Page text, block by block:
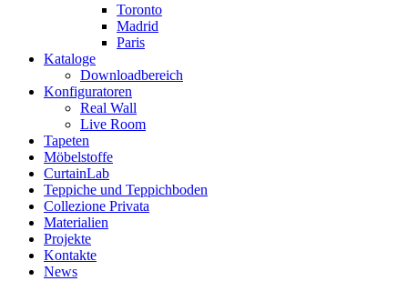
Toronto
Madrid
Paris
Kataloge
Downloadbereich
Konfiguratoren
Real Wall
Live Room
Tapeten
Möbelstoffe
CurtainLab
Teppiche und Teppichboden
Collezione Privata
Materialien
Projekte
Kontakte
News